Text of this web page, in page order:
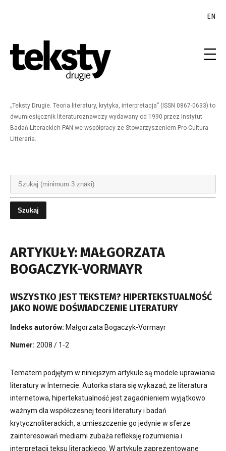
EN
„Teksty Drugie. Teoria literatury, krytyka, interpretacja” (ISSN 0867-0633) to
dwumiesięcznik literaturoznawczy wydawany od 1990 przez Instytut
Badań Literackich PAN we współpracy ze Stowarzyszeniem Pro Cultura
Litteraria.
ARTYKUŁY: MAŁGORZATA
BOGACZYK-VORMAYR
WSZYSTKO JEST TEKSTEM? HIPERTEKSTUALNOŚĆ
JAKO NOWE DOŚWIADCZENIE LITERATURY
Indeks autorów: Małgorzata Bogaczyk-Vormayr
Numer: 2008 / 1-2
Tematem podjętym w niniejszym artykule są modele uprawiania
literatury w Internecie. Autorka stara się wykazać, że literatura
internetowa, hipertekstualność jest zagadnieniem wyjątkowo
ważnym dla współczesnej teorii literatury i badań
krytycznoliterackich, a umieszczenie go jedynie w sferze
zainteresowań mediami zubaża refleksję rozumienia i
interpretacji teksu literackiego. W artykule zaprezentowane